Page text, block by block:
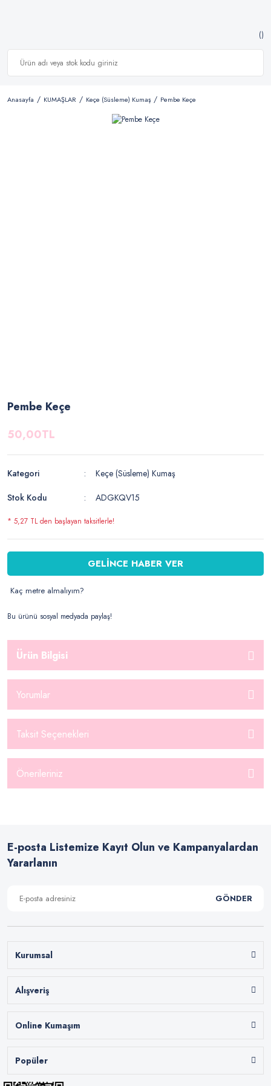
Anasayfa KUMAŞLAR Keçe (Süsleme) Kumaş Pembe Keçe
Pembe Keçe
50,00TL
Kategori
Keçe (Süsleme) Kumaş
Stok Kodu
ADGKQV15
* 5,27 TL den başlayan taksitlerle!
GELİNCE HABER VER
Kaç metre almalıyım?
Bu ürünü sosyal medyada paylaş!
Ürün Bilgisi
Yorumlar
Taksit Seçenekleri
Önerileriniz
E-posta Listemize Kayıt Olun ve Kampanyalardan
Yararlanın
GÖNDER
Kurumsal
Alışveriş
Online Kumaşım
Popüler